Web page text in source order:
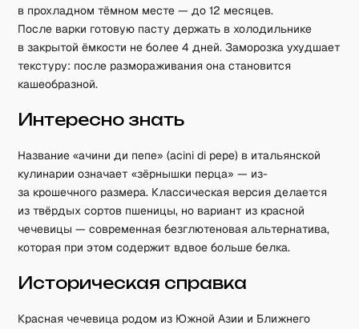
в прохладном тёмном месте — до 12 месяцев.
После варки готовую пасту держать в холодильнике
в закрытой ёмкости не более 4 дней. Заморозка ухудшает
текстуру: после размораживания она становится
кашеобразной.
Интересно знать
Название «ачини ди пепе» (acini di pepe) в итальянской
кулинарии означает «зёрнышки перца» — из-
за крошечного размера. Классическая версия делается
из твёрдых сортов пшеницы, но вариант из красной
чечевицы — современная безглютеновая альтернатива,
которая при этом содержит вдвое больше белка.
Историческая справка
Красная чечевица родом из Южной Азии и Ближнего